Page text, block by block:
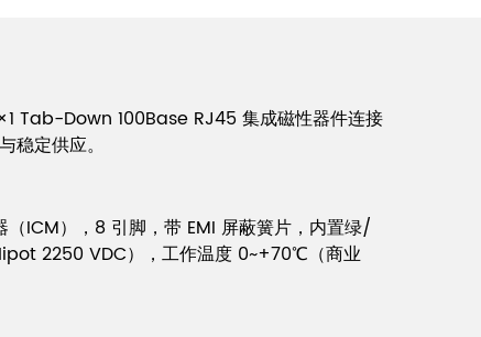
Tab-Down 100Base RJ45 集成磁性器件连接
定供应。
ICM），8 引脚，带 EMI 屏蔽簧片，内置绿/
2250 VDC），工作温度 0~+70℃（商业